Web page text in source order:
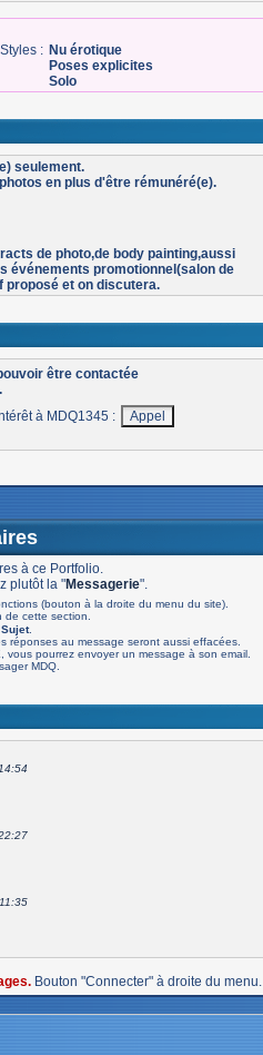
Styles : Nu érotique
Poses explicites
Solo
seulement.
en plus d'être rémunéré(e).
de photo,de body painting,aussi
événements promotionnel(salon de
proposé et on discutera.
être contactée
à MDQ1345 :
à ce Portfolio.
plutôt la "Messagerie".
(bouton à la droite du menu du site).
de cette section.
Sujet.
réponses au message seront aussi effacées.
pourrez envoyer un message à son email.
MDQ.
Bouton "Connecter" à droite du menu.